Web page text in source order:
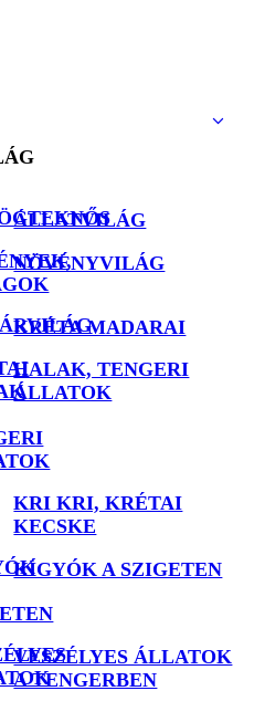
ÁLLATVILÁG
NÖVÉNYVILÁG
KRÉTA MADARAI
HALAK, TENGERI
ÁLLATOK
KRI KRI, KRÉTAI
KECSKE
KÍGYÓK A SZIGETEN
VESZÉLYES ÁLLATOK
A TENGERBEN